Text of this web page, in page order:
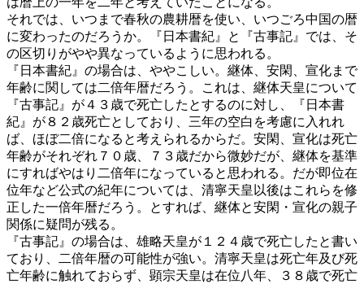
それでは、いつまで春秋の農耕暦を使い、いつごろ中国の暦
に変わったのだろうか。『日本書紀』と『古事記』では、そ
の区切りがやや異なっているように思われる。
『日本書紀』の場合は、ややこしい。継体、安閑、宣化まで
年齢に関しては二倍年暦だろう。これは、継体天皇について
『古事記』が４３歳で死亡したとするのに対し、『日本書
紀』が８２歳死亡としており、三年の空白を考慮に入れれ
ば、ほぼ二倍になると考えられるからだ。安閑、宣化は死亡
年齢がそれぞれ７０歳、７３歳だから微妙だが、継体を基準
にすればやはり二倍年になっていると思われる。だが即位在
位年など公式の紀年については、清寧天皇以後はこれらを修
正した一倍年暦だろう。とすれば、継体と安閑・宣化の親子
関係に疑問が残る。
『古事記』の場合は、雄略天皇が１２４歳で死亡したと書い
ており、二倍年暦の可能性が強い。清寧天皇は死亡年及び死
亡年齢に触れておらず、顕宗天皇は在位八年、３８歳で死亡